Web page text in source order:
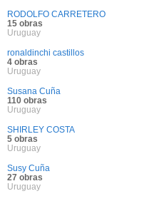
RODOLFO CARRETERO
15 obras
Uruguay
ronaldinchi castillos
4 obras
Uruguay
Susana Cuña
110 obras
Uruguay
SHIRLEY COSTA
5 obras
Uruguay
Susy Cuña
27 obras
Uruguay